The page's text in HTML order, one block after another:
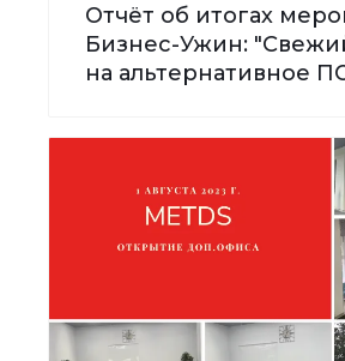
Отчёт об итогах
Бизнес-Ужин:
на альтернативное